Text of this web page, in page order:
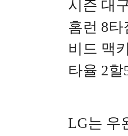
시즌 대
홈런 8
비드 맥
타율 2
LG는 우